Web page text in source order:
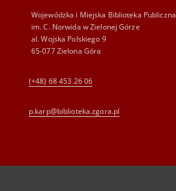
Wojewódzka i Miejska Biblioteka Publiczna
im. C. Norwida w Zielonej Górze
al. Wojska Polskiego 9
65-077 Zielona Góra
(+48) 68 453 26 06
p.karp@biblioteka.zgora.pl